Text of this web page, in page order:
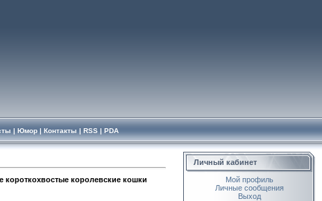
| Юмор| Контакты | RSS| PDA
королевские кошки
Личный кабинет
Мой профиль
Личные сообщения
Выход